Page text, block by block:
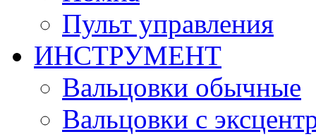
Пульт управления
ИНСТРУМЕНТ
Вальцовки обычные
Вальцовки с